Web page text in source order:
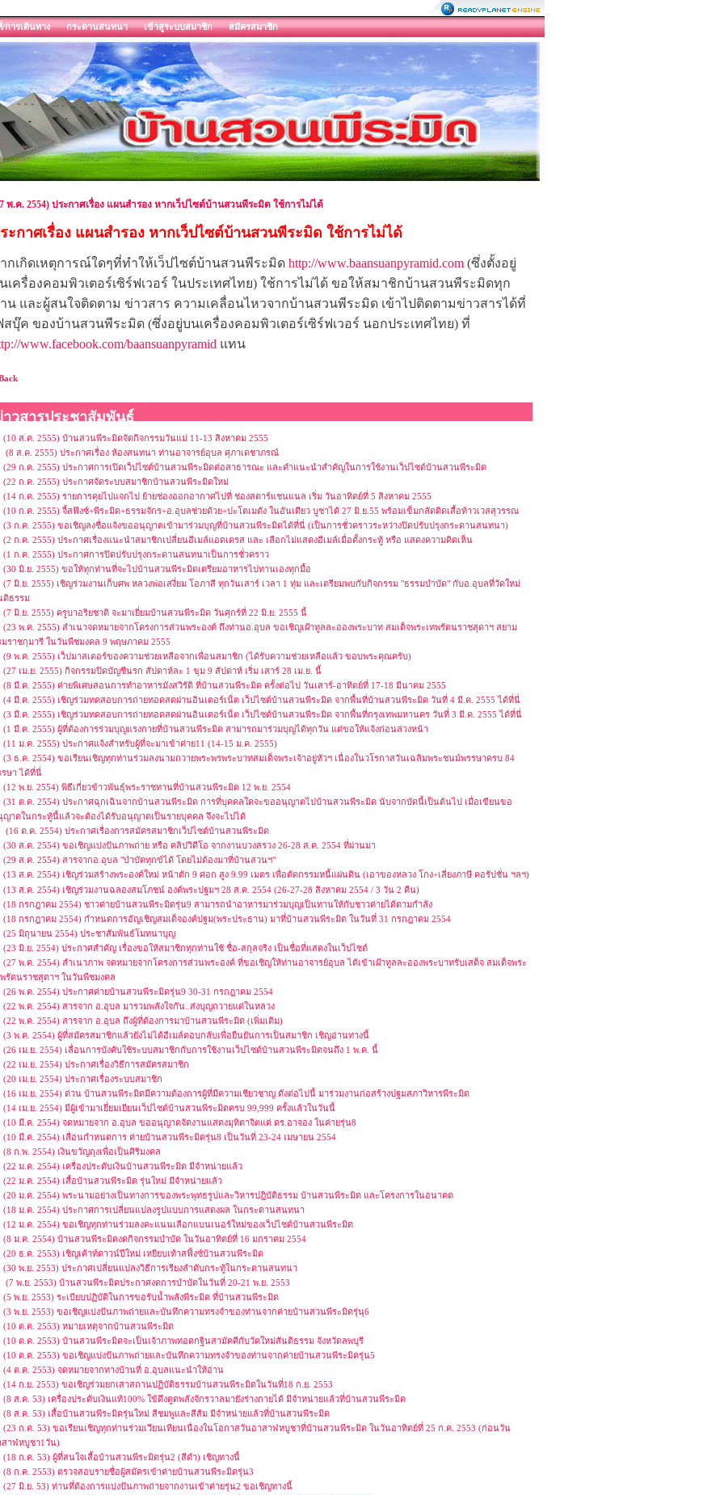
การเดินทาง กระดานสนทนา เข้าสู่ระบบสมาชิก สมัครสมาชิก
พ.ค. 2554) ประกาศเรื่อง แผนสำรอง หากเว็ปไซต์บ้านสวนพีระมิด ใช้การไม่ได้
ะกาศเรื่อง แผนสำรอง หากเว็ปไซต์บ้านสวนพีระมิด ใช้การไม่ได้
กเกิดเหตุการณ์ใดๆที่ทำให้เว็ปไซต์บ้านสวนพีระมิด http://www.baansuanpyramid.com (ซึ่งตั้งอยู่
เครื่องคอมพิวเตอร์เซิร์ฟเวอร์ ในประเทศไทย) ใช้การไม่ได้ ขอให้สมาชิกบ้านสวนพีระมิดทุก
น และผู้สนใจติดตาม ข่าวสาร ความเคลื่อนไหวจากบ้านสวนพีระมิด เข้าไปติดตามข่าวสารได้ที่
สบุ๊ค ของบ้านสวนพีระมิด (ซึ่งอยู่บนเครื่องคอมพิวเตอร์เซิร์ฟเวอร์ นอกประเทศไทย) ที่
www.facebook.com/baansuanpyramid แทน
วสารประชาสัมพันธ์
(10 ส.ค. 2555) บ้านสวนพีระมิดจัดกิจกรรมวันแม่ 11-13 สิงหาคม 2555
(8 ส.ค. 2555) ประกาศเรื่อง ห้องสนทนา ท่านอาจารย์อุบล ศุภาเดชาภรณ์
(29 ก.ค. 2555) ประกาศการเปิดเว็ปไซต์บ้านสวนพีระมิดต่อสาธารณะ และคำแนะนำสำคัญในการใช้งานเว็ปไซต์บ้านสวนพีระมิด
(22 ก.ค. 2555) ประกาศจัดระบบสมาชิกบ้านสวนพีระมิดใหม่
(14 ก.ค. 2555) รายการคุยไปแจกไป ย้ายช่องออกอากาศไปที่ ช่องสตาร์แชนแนล เริ่ม วันอาทิตย์ที่ 5 สิงหาคม 2555
(10 ก.ค. 2555) จี้สฟิงซ์+พีระมิด+ธรรมจักร+อ.อุบลช่วยด้วย+ปะโตเมตัง ในอันเดียว บูชาได้ 27 มิ.ย.55 พร้อมเข็มกลัดติดเสื้อท้าวเวสสุวรรณ
(3 ก.ค. 2555) ขอเชิญลงชื่อแจ้งขออนุญาตเข้ามาร่วมบุญที่บ้านสวนพีระมิดได้ที่นี่ (เป็นการชั่วคราวระหว่างปิดปรับปรุงกระดานสนทนา)
(2 ก.ค. 2555) ประกาศเรื่องแนะนำสมาชิกเปลี่ยนอีเมล์แอดเดรส และ เลือกไม่แสดงอีเมล์เมื่อตั้งกระทู้ หรือ แสดงความคิดเห็น
(1 ก.ค. 2555) ประกาศการปิดปรับปรุงกระดานสนทนาเป็นการชั่วคราว
(30 มิ.ย. 2555) ขอให้ทุกท่านที่จะไปบ้านสวนพีระมิดเตรียมอาหารไปทานเองทุกมื้อ
(7 มิ.ย. 2555) เชิญร่วมงานเก็บศพ หลวงพ่อเสงี่ยม โอภาสี ทุกวันเสาร์ เวลา 1 ทุ่ม และเตรียมพบกับกิจกรรม "ธรรมบำบัด" กับอ.อุบลที่วัดใหม่
ติธรรม
(7 มิ.ย. 2555) ครูบาอริยชาติ จะมาเยี่ยมบ้านสวนพีระมิด วันศุกร์ที่ 22 มิ.ย. 2555 นี้
(23 พ.ค. 2555) สำเนาจดหมายจากโครงการส่วนพระองค์ ถึงท่านอ.อุบล ขอเชิญเฝ้าทูลละอองพระบาท สมเด็จพระเทพรัตนราชสุดาฯ สยาม
มราชกุมารี ในวันพืชมงคล 9 พฤษภาคม 2555
(9 พ.ค. 2555) เว็ปมาสเตอร์ของความช่วยเหลือจากเพื่อนสมาชิก (ได้รับความช่วยเหลือแล้ว ขอบพระคุณครับ)
(27 เม.ย. 2555) กิจกรรมปิดบัญชีนรก สัปดาห์ละ 1 ขุม 9 สัปดาห์ เริ่ม เสาร์ 28 เม.ย. นี้
(8 มี.ค. 2555) ค่ายพิเศษสอนการทำอาหารมังสวิรัติ ที่บ้านสวนพีระมิด ครั้งต่อไป วันเสาร์-อาทิตย์ที่ 17-18 มีนาคม 2555
(4 มี.ค. 2555) เชิญร่วมทดสอบการถ่ายทอดสดผ่านอินเตอร์เน็ต เว็ปไซต์บ้านสวนพีระมิด จากพื้นที่บ้านสวนพีระมิด วันที่ 4 มี.ค. 2555 ได้ที่นี่
(3 มี.ค. 2555) เชิญร่วมทดสอบการถ่ายทอดสดผ่านอินเตอร์เน็ต เว็ปไซต์บ้านสวนพีระมิด จากพื้นที่กรุงเทพมหานคร วันที่ 3 มี.ค. 2555 ได้ที่นี่
(1 มี.ค. 2555) ผู้ที่ต้องการร่วมบุญแรงกายที่บ้านสวนพีระมิด สามารถมาร่วมบุญได้ทุกวัน แต่ขอให้แจ้งก่อนล่วงหน้า
(11 ม.ค. 2555) ประกาศแจ้งสำหรับผู้ที่จะมาเข้าค่าย11 (14-15 ม.ค. 2555)
(3 ธ.ค. 2554) ขอเรียนเชิญทุกท่านร่วมลงนามถวายพระพรพระบาทสมเด็จพระเจ้าอยู่หัวฯ เนื่องในวโรกาสวันเฉลิมพระชนม์พรรษาครบ 84
รษา ได้ที่นี่
(12 พ.ย. 2554) พิธีเกี่ยวข้าวพันธุ์พระราชทานที่บ้านสวนพีระมิด 12 พ.ย. 2554
(31 ต.ค. 2554) ประกาศฉุกเฉินจากบ้านสวนพีระมิด การที่บุคคลใดจะขออนุญาตไปบ้านสวนพีระมิด นับจากบัดนี้เป็นต้นไป เมื่อเขียนขอ
ญาตในกระทู้นี้แล้วจะต้องได้รับอนุญาตเป็นรายบุคคล จึงจะไปได้
(16 ต.ค. 2554) ประกาศเรื่องการสมัครสมาชิกเว็ปไซต์บ้านสวนพีระมิด
(30 ส.ค. 2554) ขอเชิญแบ่งปันภาพถ่าย หรือ คลิปวิดีโอ จากงานบวงสรวง 26-28 ส.ค. 2554 ที่ผ่านมา
(29 ส.ค. 2554) สารจากอ.อุบล "บำบัดทุกข์ได้ โดยไม่ต้องมาที่บ้านสวนฯ"
(13 ส.ค. 2554) เชิญร่วมสร้างพระองค์ใหม่ หน้าตัก 9 ศอก สูง 9.99 เมตร เพื่อตัดกรรมหนี้แผ่นดิน (เอาของหลวง โกง+เลี่ยงภาษี คอรัปชั่น ฯลฯ)
(13 ส.ค. 2554) เชิญร่วมงานฉลองสมโภชน์ องค์พระปฐมฯ 28 ส.ค. 2554 (26-27-28 สิงหาคม 2554 / 3 วัน 2 คืน)
(18 กรกฎาคม 2554) ชาวค่ายบ้านสวนพีระมิดรุ่น9 สามารถนำอาหารมาร่วมบุญเป็นทานให้กับชาวค่ายได้ตามกำลัง
(18 กรกฎาคม 2554) กำหนดการอัญเชิญสมเด็จองค์ปฐม(พระประธาน) มาที่บ้านสวนพีระมิด ในวันที่ 31 กรกฎาคม 2554
(25 มิถุนายน 2554) ประชาสัมพันธ์โมทนาบุญ
(23 มิ.ย. 2554) ประกาศสำคัญ เรื่องขอให้สมาชิกทุกท่านใช้ ชื่อ-สกุลจริง เป็นชื่อที่แสดงในเว็ปไซต์
(27 พ.ค. 2554) สำเนาภาพ จดหมายจากโครงการส่วนพระองค์ ที่ขอเชิญให้ท่านอาจารย์อุบล ได้เข้าเฝ้าทูลละอองพระบาทรับเสด็จ สมเด็จพระ
พรัตนราชสุดาฯ ในวันพืชมงคล
(26 พ.ค. 2554) ประกาศค่ายบ้านสวนพีระมิดรุ่น9 30-31 กรกฎาคม 2554
(22 พ.ค. 2554) สารจาก อ.อุบล มารวมพลังใจกัน..ส่งบุญถวายแด่ในหลวง
(22 พ.ค. 2554) สารจาก อ.อุบล ถึงผู้ที่ต้องการมาบ้านสวนพีระมิด (เพิ่มเติม)
(3 พ.ค. 2554) ผู้ที่สมัครสมาชิกแล้วยังไม่ได้อีเมล์ตอบกลับเพื่อยืนยันการเป็นสมาชิก เชิญอ่านทางนี้
(26 เม.ย. 2554) เลื่อนการบังคับใช้ระบบสมาชิกกับการใช้งานเว็ปไซต์บ้านสวนพีระมิดจนถึง 1 พ.ค. นี้
(22 เม.ย. 2554) ประกาศเรื่องวิธีการสมัครสมาชิก
(20 เม.ย. 2554) ประกาศเรื่องระบบสมาชิก
(16 เม.ย. 2554) ด่วน บ้านสวนพีระมิดมีความต้องการผู้ที่มีความเชียวชาญ ดังต่อไปนี้ มาร่วมงานก่อสร้างปฐมสภาวิหารพีระมิด
(14 เม.ย. 2554) มีผู้เข้ามาเยี่ยมเยียนเว็ปไซต์บ้านสวนพีระมิดครบ 99,999 ครั้งแล้วในวันนี้
(10 มี.ค. 2554) จดหมายจาก อ.อุบล ขออนุญาตจัดงานแสดงมุทิตาจิตแด่ ดร.อาจอง ในค่ายรุ่น8
(10 มี.ค. 2554) เลื่อนกำหนดการ ค่ายบ้านสวนพีระมิดรุ่น8 เป็นวันที่ 23-24 เมษายน 2554
(8 ก.พ. 2554) เงินขวัญถุงเพื่อเป็นศิริมงคล
(22 ม.ค. 2554) เครื่องประดับเงินบ้านสวนพีระมิด มีจำหน่ายแล้ว
(22 ม.ค. 2554) เสื้อบ้านสวนพีระมิด รุ่นใหม่ มีจำหน่ายแล้ว
(20 ม.ค. 2554) พระนามอย่างเป็นทางการของพระพุทธรูปและวิหารปฎิบัติธรรม บ้านสวนพีระมิด และโครงการในอนาคต
(18 ม.ค. 2554) ประกาศการเปลี่ยนแปลงรูปแบบการแสดงผล ในกระดานสนทนา
(12 ม.ค. 2554) ขอเชิญทุกท่านร่วมลงคะแนนเลือกแบนเนอร์ใหม่ของเว็ปไซต์บ้านสวนพีระมิด
(8 ม.ค. 2554) บ้านสวนพีระมิดงดกิจกรรมบำบัด ในวันอาทิตย์ที่ 16 มกราคม 2554
(20 ธ.ค. 2553) เชิญเค้าท์ดาวน์ปีใหม่ เหยียบเท้าสฟิ้งซ์บ้านสวนพีระมิด
(30 พ.ย. 2553) ประกาศเปลี่ยนแปลงวิธีการเรียงลำดับกระทู้ในกระดานสนทนา
(7 พ.ย. 2553) บ้านสวนพีระมิดประกาศงดการบำบัดในวันที่ 20-21 พ.ย. 2553
(5 พ.ย. 2553) ระเบียบปฏิบัติในการขอรับน้ำพลังพีระมิด ที่บ้านสวนพีระมิด
(3 พ.ย. 2553) ขอเชิญแบ่งปันภาพถ่ายและบันทึกความทรงจำของท่านจากค่ายบ้านสวนพีระมิดรุ่นุ6
(10 ต.ค. 2553) หมายเหตุจากบ้านสวนพีระมิด
(10 ต.ค. 2553) บ้านสวนพีระมิดจะเป็นเจ้าภาพทอดกฐินสามัคคีกับวัดใหม่สันติธรรม จังหวัดลพบุรี
(10 ต.ค. 2553) ขอเชิญแบ่งปันภาพถ่ายและบันทึกความทรงจำของท่านจากค่ายบ้านสวนพีระมิดรุ่น5
(4 ต.ค. 2553) จดหมายจากทางบ้านที่ อ.อุบลแนะนำให้อ่าน
(14 ก.ย. 2553) ขอเชิญร่วมยกเสาสถานปฏิบัติธรรมบ้านสวนพีระมิดในวันที่18 ก.ย. 2553
(8 ส.ค. 53) เครื่องประดับเงินแท้100% ใข้ดึงดูดพลังจักรวาลมายังร่างกายได้ มีจำหน่ายแล้วที่บ้านสวนพีระมิด
(8 ส.ค. 53) เสื้อบ้านสวนพีระมิดรุ่นใหม่ สีชมพูและสีส้ม มีจำหน่ายแล้วที่บ้านสวนพีระมิด
(23 ก.ค. 53) ขอเรียนเชิญทุกท่านร่วมเวียนเทียนเนื่องในโอกาสวันอาสาฬหบูชาที่บ้านสวนพีระมิด ในวันอาทิตย์ที่ 25 ก.ค. 2553 (ก่อนวัน
สาฬหบูชา1วัน)
(18 ก.ค. 53) ผู้ที่สนใจเสื้อบ้านสวนพีระมิดรุ่น2 (สีดำ) เชิญทางนี้
(8 ก.ค. 2553) ตรวจสอบรายชื่อผู้สมัครเข้าค่ายบ้านสวนพีระมิดรุ่น3
(27 มิ.ย. 53) ท่านที่ต้องการแบ่งปันภาพถ่ายจากงานเข้าค่ายรุ่น2 ขอเชิญทางนี้